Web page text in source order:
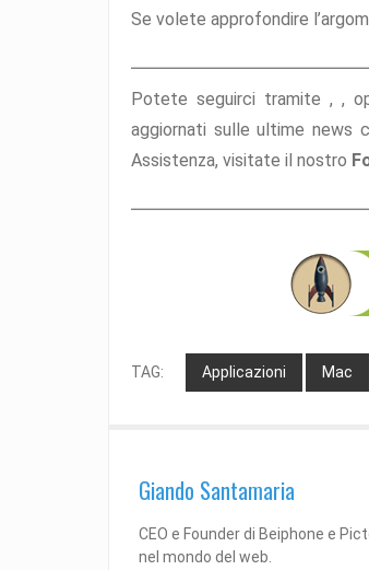
Se volete approfondire
Potete seguirci tramite , ,
aggiornati sulle ultime news
Assistenza, visitate il nostro
TAG: Applicazioni Mac
Giando Santamaria
CEO e Founder di Beiphone e
nel mondo del web.